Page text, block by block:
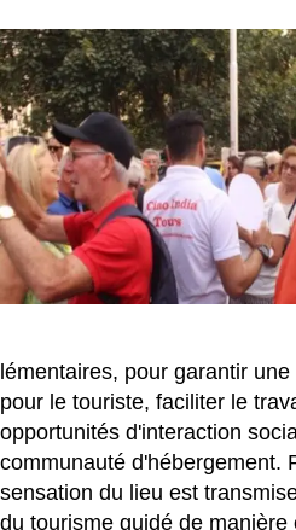
lémentaires, pour garantir
pour le touriste, faciliter le
opportunités d'interaction
communauté d'hébergement.
sensation du lieu est
du tourisme guidé de